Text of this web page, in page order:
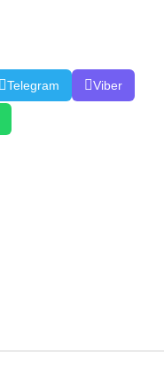
Telegram Viber